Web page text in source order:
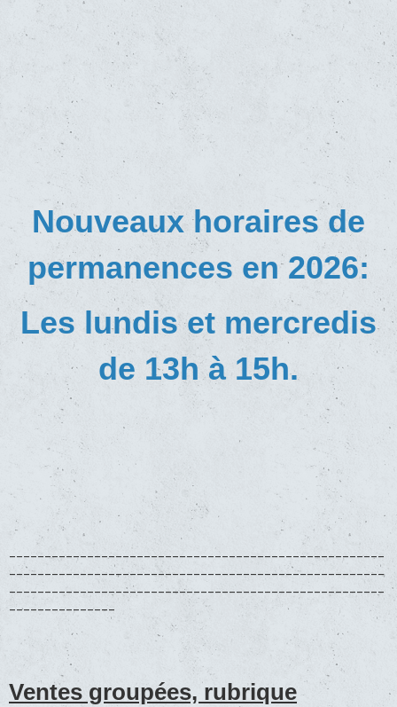
Nouveaux horaires de
permanences en 2026:
Les lundis et mercredis
de 13h à 15h.
_____________________________________________________
_____________________________________________________
_____________________________________________________
_______________
Ventes groupées, rubrique